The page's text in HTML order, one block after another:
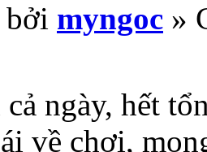
myngoc »
ngày, hết
về chơi,